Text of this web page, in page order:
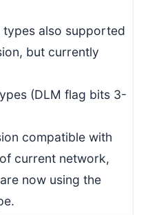
types also supported
but currently
(DLM flag bits 3-
compatible with
current network,
now using the